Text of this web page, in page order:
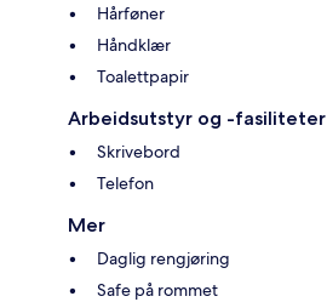
Hårføner
Håndklær
Toalettpapir
Arbeidsutstyr og -fasiliteter
Skrivebord
Telefon
Mer
Daglig rengjøring
Safe på rommet